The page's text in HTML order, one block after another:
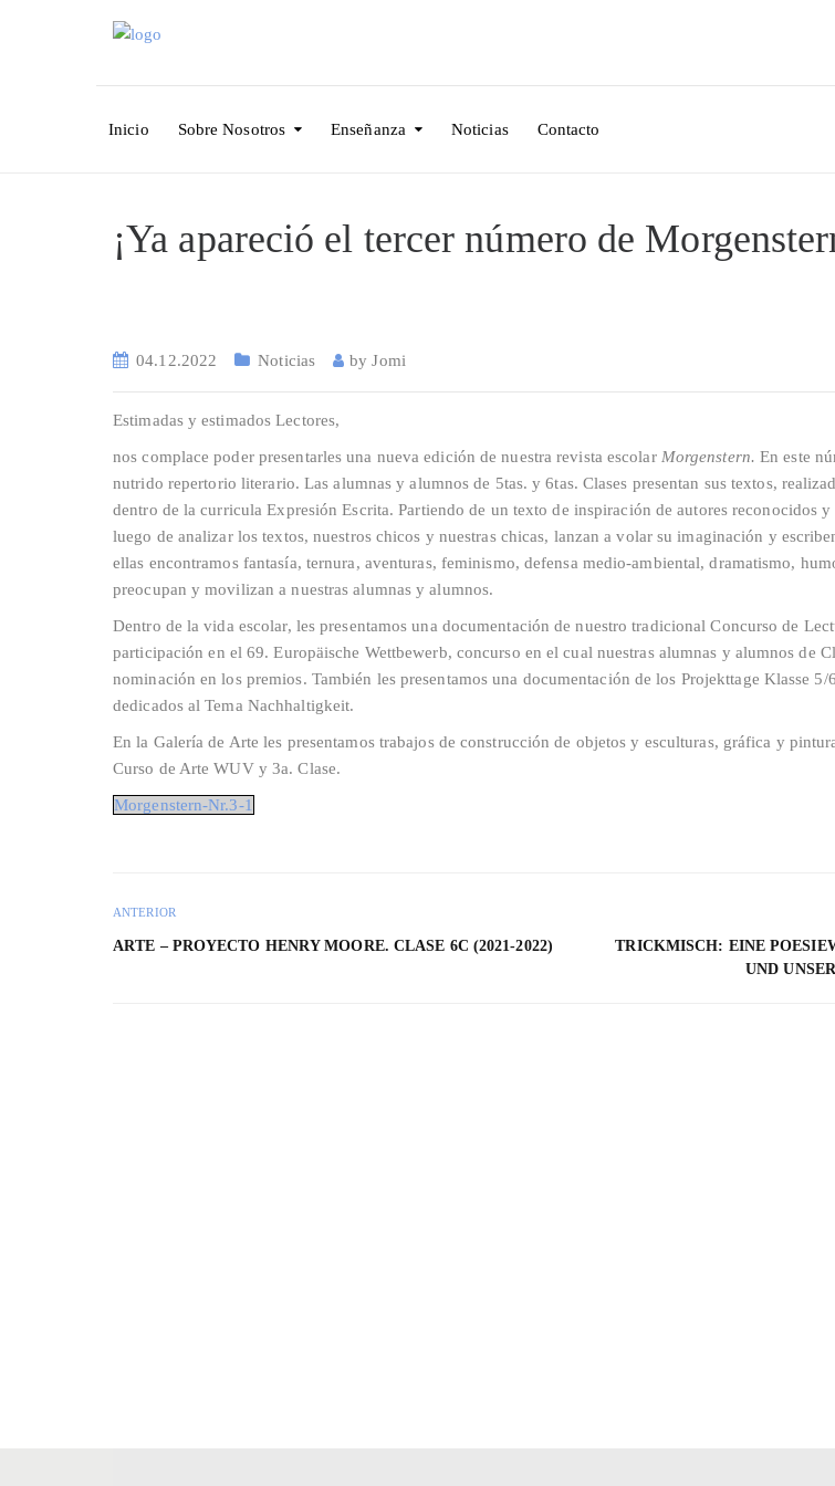
Inicio Sobre Nosotros Enseñanza Noticias Contacto
¡Ya apareció el tercer número de
04.12.2022 Noticias byJomi
Estimadas y estimados Lectores,
nos complace poder presentarles una nueva edición de nuestra revista escolar Morgenstern.En este
nutrido repertorio literario. Las alumnas y alumnos de 5tas. y 6tas. Clases presentan sus textos,
dentro de la curricula Expresión Escrita. Partiendo de un texto de inspiración de autores reconocidos
luego de analizar los textos, nuestros chicos y nuestras chicas, lanzan a volar su imaginación y
ellas encontramos fantasía, ternura, aventuras, feminismo, defensa medio-ambiental, dramatismo,
preocupan y movilizan a nuestras alumnas y alumnos.
Dentro de la vida escolar, les presentamos una documentación de nuestro tradicional Concurso de
participación en el 69. Europäische Wettbewerb, concurso en el cual nuestras alumnas y alumnos de
nominación en los premios. También les presentamos una documentación de los Projekttage Klasse
dedicados al Tema Nachhaltigkeit.
En la Galería de Arte les presentamos trabajos de construcción de objetos y esculturas, gráfica y
Curso de Arte WUV y 3a. Clase.
Morgenstern-Nr.3-1
ANTERIOR
ARTE – PROYECTO HENRY MOORE. CLASE 6C (2021-2022)
TRICKMISCH: EINE
UND